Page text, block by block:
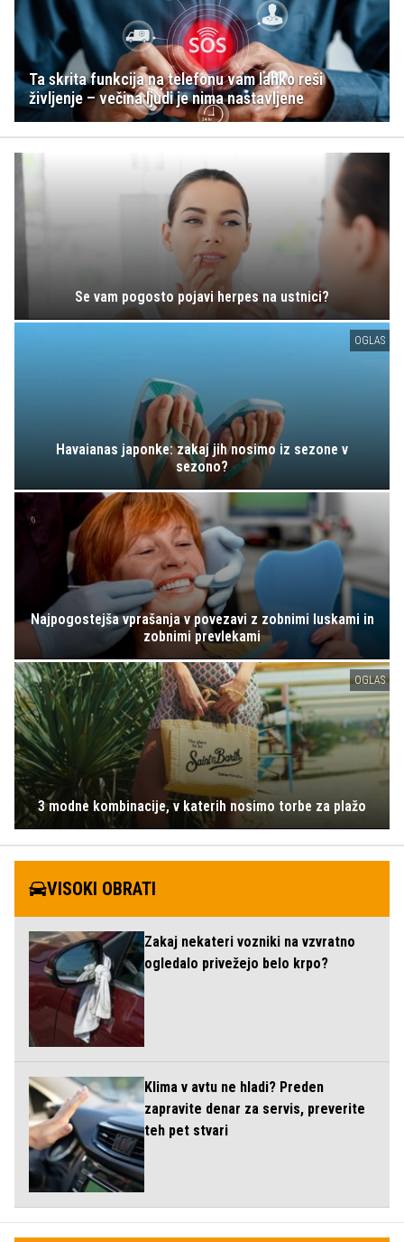
Ta skrita funkcija na telefonu vam lahko reši
življenje – večina ljudi je nima nastavljene
Se vam pogosto pojavi herpes na ustnici?
OGLAS
Havaianas japonke: zakaj jih nosimo iz sezone v
sezono?
Najpogostejša vprašanja v povezavi z zobnimi luskami in
zobnimi prevlekami
OGLAS
3 modne kombinacije, v katerih nosimo torbe za plažo
VISOKI OBRATI
Zakaj nekateri vozniki na vzvratno
ogledalo privežejo belo krpo?
Klima v avtu ne hladi? Preden
zapravite denar za servis, preverite
teh pet stvari